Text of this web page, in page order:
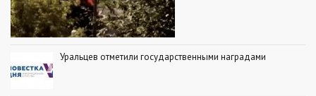
Уральцев отметили государственными наградами